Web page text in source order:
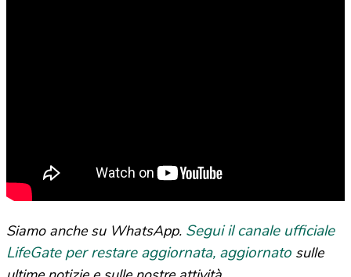
Siamo anche su WhatsApp. Segui il canale ufficiale
LifeGate per restare aggiornata, aggiornato sulle